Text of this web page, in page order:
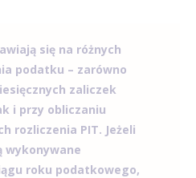
się na różnych
podatku – zarówno
zaliczek
i przy obliczaniu
rozliczenia PIT. Jeżeli
wykonywane
roku podatkowego,